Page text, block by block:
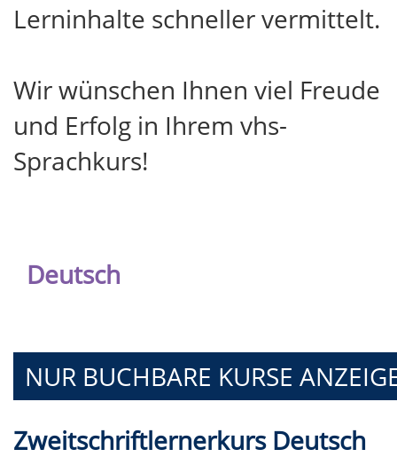
Lerninhalte schneller vermittelt.
Wir wünschen Ihnen viel Freude
und Erfolg in Ihrem vhs-
Sprachkurs!
Deutsch
NUR BUCHBARE KURSE
Zweitschriftlernerkurs Deutsch